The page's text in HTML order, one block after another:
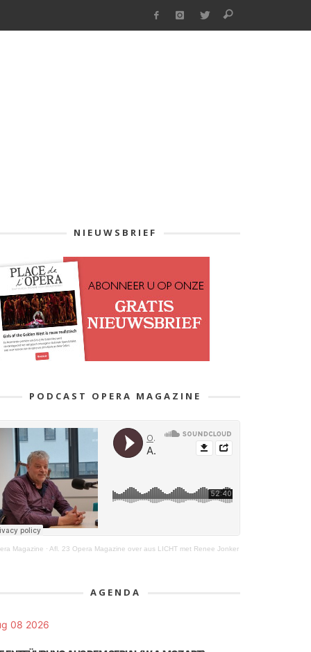
NIEUWSBRIEF
PODCAST OPERA MAGAZINE
Magazine · Afl. 23 Opera Magazine over aus LICHT met Renee Jonker
AGENDA
08 2026